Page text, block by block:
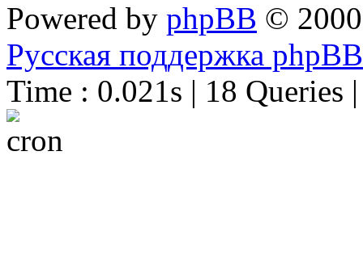
Powered by phpBB ©
Русская поддержка phpBB
Time : 0.021s | 18 Queries